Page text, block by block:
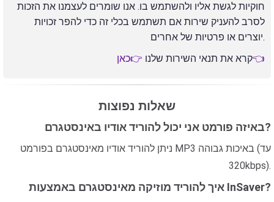
חוקיות לגשת אליו ולהשתמש בו. אנו שומרים לעצמנו את הזכות
לסרב להעניק שירות אם תשתמש בכלי זה כדי להפר זכויות
יוצרים או פרטיות של אחרים.
קרא את תנאי השירות שלנו👉כאן👈
שאלות נפוצות
באיזה פורמט אני יכול להוריד אודיו באינסטגרם?
ניתן להוריד אודיו מאינסטגרם בפורמט MP3 באיכות גבוהה (עד
320kbps).
איך להוריד מוזיקה מאינסטגרם באמצעות InSaver?